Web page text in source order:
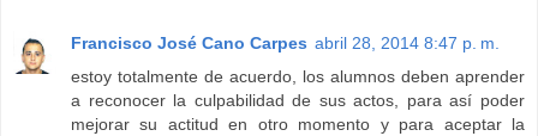
Francisco José Cano Carpes abril 28, 2014 8:47 p. m.
estoy totalmente de acuerdo, los alumnos deben aprender
a reconocer la culpabilidad de sus actos, para así poder
mejorar su actitud en otro momento y para aceptar la